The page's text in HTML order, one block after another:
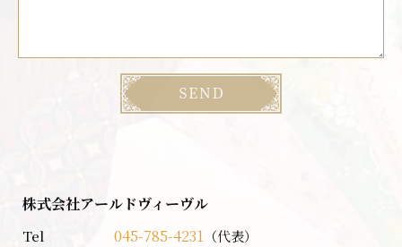
株式会社アールドヴィーヴル
Tel 045-785-4231 （代表）